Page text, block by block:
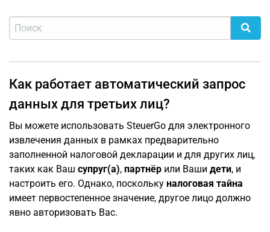
Как работает автоматический запрос
данных для третьих лиц?
Вы можете использовать SteuerGo для электронного
извлечения данных в рамках предварительно
заполненной налоговой декларации и для других лиц,
таких как Ваш супруг(а), партнёр или Ваши дети, и
настроить его. Однако, поскольку налоговая тайна
имеет первостепенное значение, другое лицо должно
явно авторизовать Вас.